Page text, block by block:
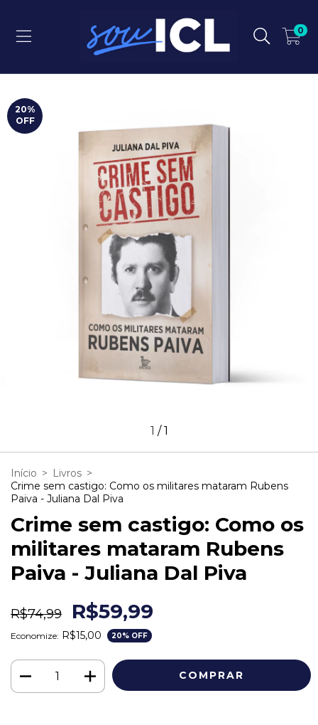
0
20%
OFF
1 /1
Início > Livros >
Crime sem castigo: Como os militares mataram Rubens
Paiva - Juliana Dal Piva
Crime sem castigo: Como os
militares mataram Rubens
Paiva - Juliana Dal Piva
R$74,99 R$59,99
Economize: R$15,00 20% OFF